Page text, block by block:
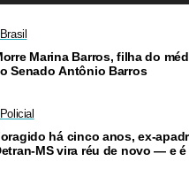
Brasil
Marina Barros, filha do
Senado Antônio Barros
Policial
há cinco anos, ex-
MS vira réu de novo — e